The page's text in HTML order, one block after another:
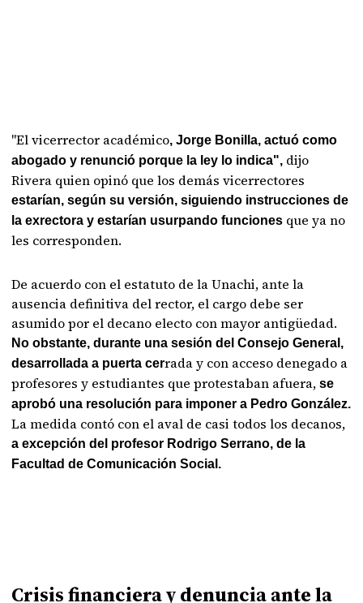
"El vicerrector académico, Jorge Bonilla, actuó como
abogado y renunció porque la ley lo indica", dijo
Rivera quien opinó que los demás vicerrectores
estarían, según su versión, siguiendo instrucciones de
la exrectora y estarían usurpando funciones que ya no
les corresponden.
De acuerdo con el estatuto de la Unachi, ante la
ausencia definitiva del rector, el cargo debe ser
asumido por el decano electo con mayor antigüedad.
No obstante, durante una sesión del Consejo General,
desarrollada a puerta cerrada y con acceso denegado a
profesores y estudiantes que protestaban afuera, se
aprobó una resolución para imponer a Pedro González.
La medida contó con el aval de casi todos los decanos,
a excepción del profesor Rodrigo Serrano, de la
Facultad de Comunicación Social.
Crisis financiera y denuncia ante la